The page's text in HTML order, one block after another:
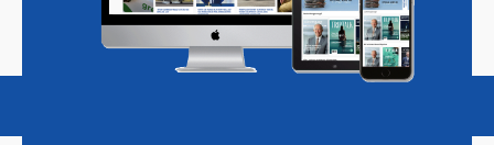
Magazine Podcasts Vacatures